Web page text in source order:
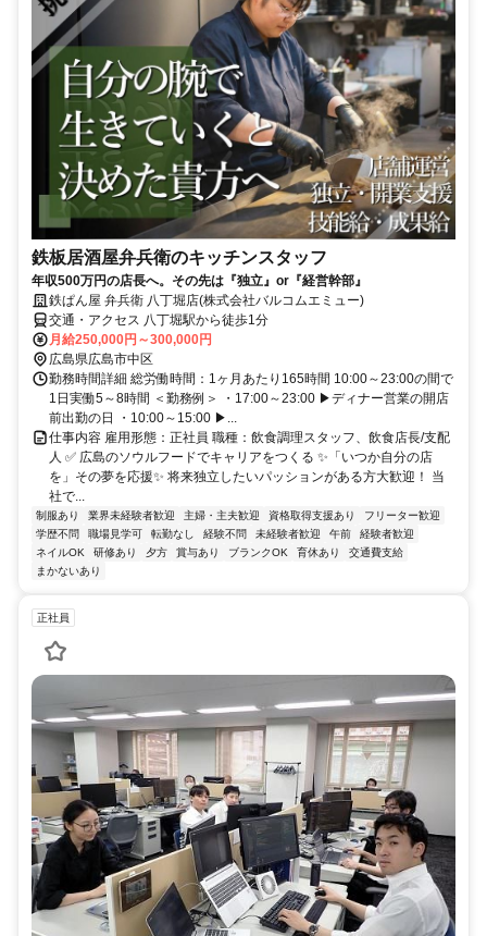
鉄板居酒屋弁兵衛のキッチンスタッフ
年収500万円の店長へ。その先は『独立』or『経営幹部』
鉄ぱん屋 弁兵衛 八丁堀店(株式会社バルコムエミュー)
交通・アクセス 八丁堀駅から徒歩1分
月給250,000円～300,000円
広島県広島市中区
勤務時間詳細 総労働時間：1ヶ月あたり165時間 10:00～23:00の間で
1日実働5～8時間 ＜勤務例＞ ・17:00～23:00 ▶ディナー営業の開店
前出勤の日 ・10:00～15:00 ▶...
仕事内容 雇用形態：正社員 職種：飲食調理スタッフ、飲食店長/支配
人 ✅ 広島のソウルフードでキャリアをつくる ✨「いつか自分の店
を」その夢を応援✨ 将来独立したいパッションがある方大歓迎！ 当
社で...
制服あり 業界未経験者歓迎 主婦・主夫歓迎 資格取得支援あり
フリーター歓迎
学歴不問
職場見学可 転勤なし 経験不問 未経験者歓迎 午前
経験者歓迎
ネイルOK
研修あり 夕方 賞与あり ブランクOK 育休あり
交通費支給
まかないあり
正社員